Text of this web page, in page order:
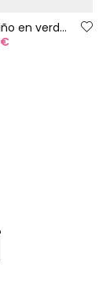
Chaqueta de niño en verde palmeras